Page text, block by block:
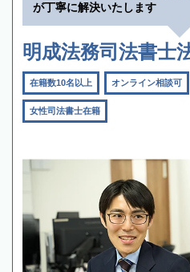
が丁寧に解決いたします
明成法務司法書士
在籍数10名以上 オンライン相談可
女性司法書士在籍